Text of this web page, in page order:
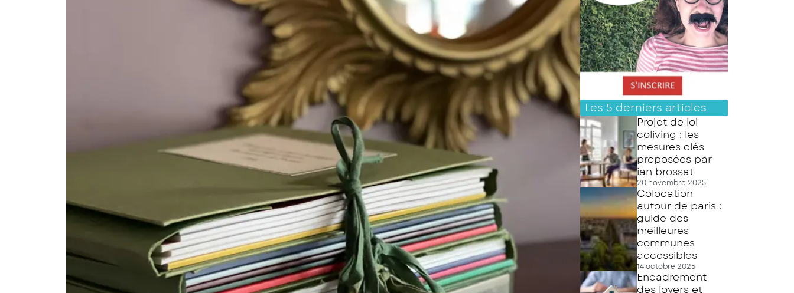
Les 5 derniers articles
Projet de loi
coliving : les
mesures clés
proposées par
ian brossat
20 novembre 2025
Colocation
autour de paris :
guide des
meilleures
communes
accessibles
14 octobre 2025
Encadrement
des loyers et